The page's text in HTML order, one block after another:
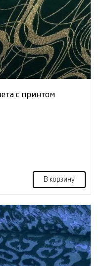
с принтом
В корзину